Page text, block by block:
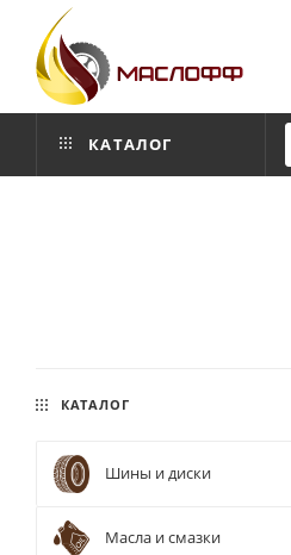
КАТАЛОГ
КАТАЛОГ
Шины и диски
Масла и смазки